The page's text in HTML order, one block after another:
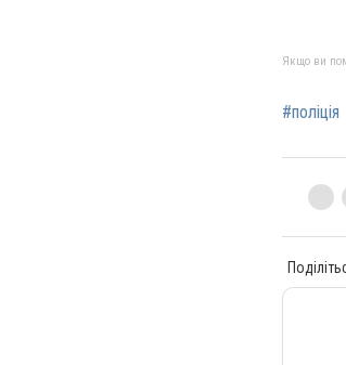
Якщо ви
#поліція